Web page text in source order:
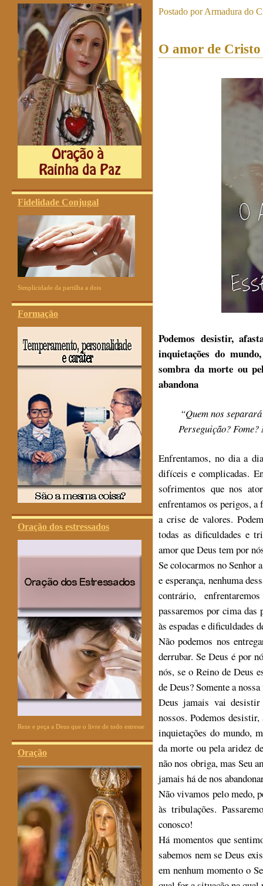
Fidelidade Conjugal
Simplicidade da partilha a dois
Formação
Oração dos estressados
Reze e peça a Deus que o livre de todo estresse
Oração
Postado porArmadura do
O amor de Cristo
Podemos desistir,
inquietações do
sombra da morte ou
abandona
“Quem nos
Perseguição?
Enfrentamos, no dia a
difíceis e complicadas.
sofrimentos que nos
enfrentamos os perigos, a
a crise de valores.
todas as dificuldades e
amor que Deus tem por
Se colocarmos no Senhor
e esperança, nenhuma
contrário,
passaremos por cima das
às espadas e dificuldades
Não podemos nos
derrubar. Se Deus é por
nós, se o Reino de Deus
de Deus? Somente a
Deus jamais vai
nossos. Podemos
inquietações do mundo,
da morte ou pela aridez
não nos obriga, mas Seu
jamais há de nos
Não vivamos pelo medo,
às tribulações.
conosco!
Há momentos que
sabemos nem se Deus
em nenhum momento o